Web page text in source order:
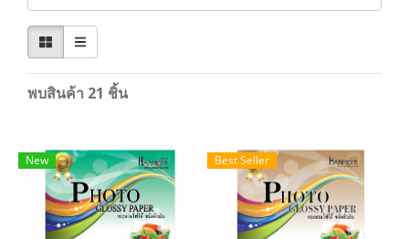
พบสินค้า 21 ชิ้น
New Best Seller